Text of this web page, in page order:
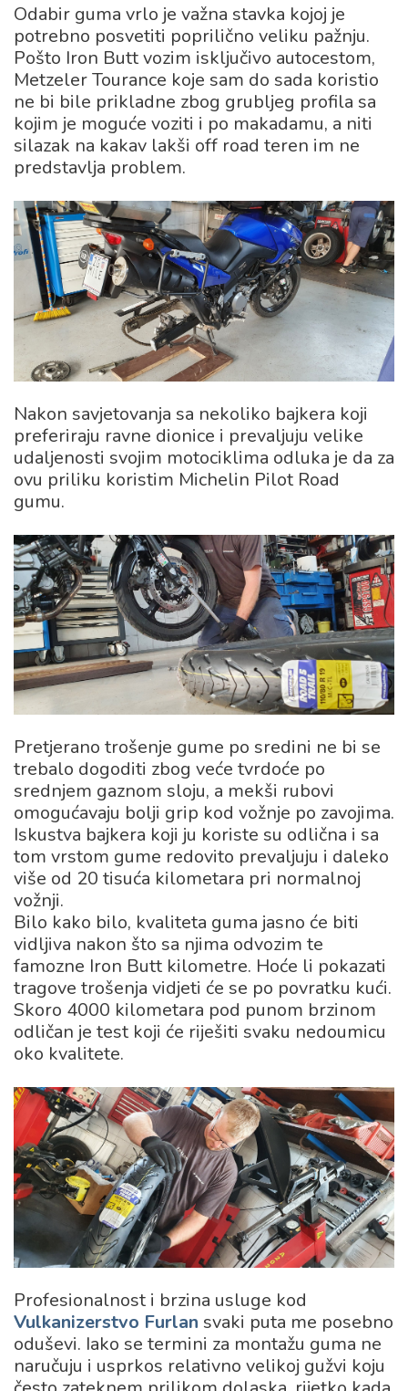
Odabir guma vrlo je važna stavka kojoj je
potrebno posvetiti poprilično veliku pažnju.
Pošto Iron Butt vozim isključivo autocestom,
Metzeler Tourance koje sam do sada koristio
ne bi bile prikladne zbog grubljeg profila sa
kojim je moguće voziti i po makadamu, a niti
silazak na kakav lakši off road teren im ne
predstavlja problem.
Nakon savjetovanja sa nekoliko bajkera koji
preferiraju ravne dionice i prevaljuju velike
udaljenosti svojim motociklima odluka je da za
ovu priliku koristim Michelin Pilot Road
gumu.
Pretjerano trošenje gume po sredini ne bi se
trebalo dogoditi zbog veće tvrdoće po
srednjem gaznom sloju, a mekši rubovi
omogućavaju bolji grip kod vožnje po zavojima.
Iskustva bajkera koji ju koriste su odlična i sa
tom vrstom gume redovito prevaljuju i daleko
više od 20 tisuća kilometara pri normalnoj
vožnji.
Bilo kako bilo, kvaliteta guma jasno će biti
vidljiva nakon što sa njima odvozim te
famozne Iron Butt kilometre. Hoće li pokazati
tragove trošenja vidjeti će se po povratku kući.
Skoro 4000 kilometara pod punom brzinom
odličan je test koji će riješiti svaku nedoumicu
oko kvalitete.
Profesionalnost i brzina usluge kod
Vulkanizerstvo Furlan svaki puta me posebno
oduševi. Iako se termini za montažu guma ne
naručuju i usprkos relativno velikoj gužvi koju